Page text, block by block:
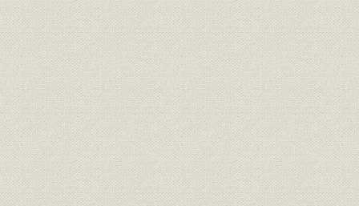
第1節 高度経済成長の終焉
第2節 製品別事業部体制の整備
第3節 印刷分野の新展開
第4節 情報化社会における新規領域の模索
第5節 従業員福祉の向上と環境保全活動の強化
第6節 業績の推移